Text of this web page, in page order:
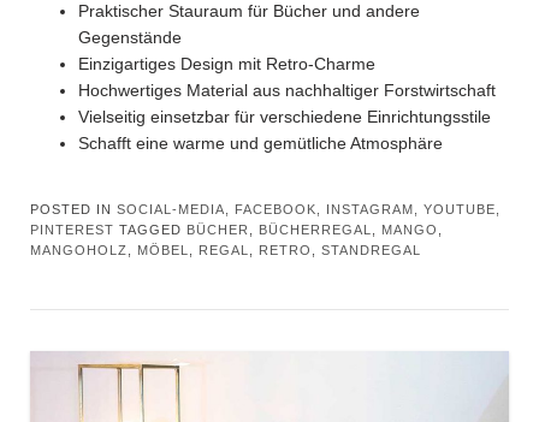
Praktischer Stauraum für Bücher und andere
Gegenstände
Einzigartiges Design mit Retro-Charme
Hochwertiges Material aus nachhaltiger Forstwirtschaft
Vielseitig einsetzbar für verschiedene Einrichtungsstile
Schafft eine warme und gemütliche Atmosphäre
POSTED IN SOCIAL-MEDIA, FACEBOOK, INSTAGRAM, YOUTUBE,
PINTEREST TAGGED BÜCHER BÜCHERREGAL MANGO
MANGOHOLZ
MÖBEL REGAL RETRO STANDREGAL